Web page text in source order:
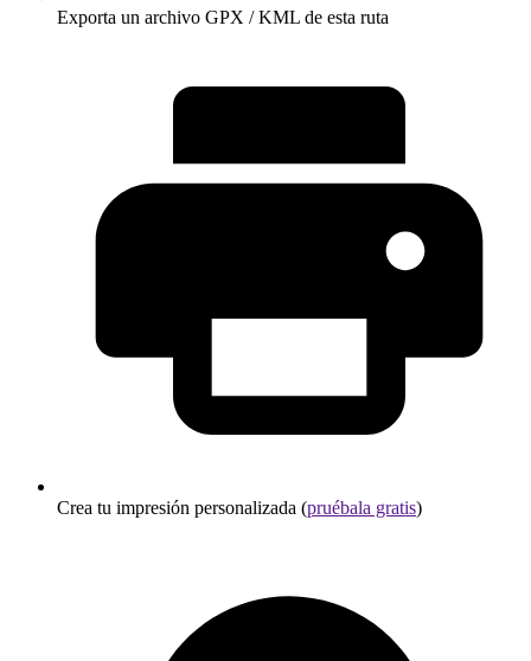
Exporta un archivo GPX / KML de esta ruta
Crea tu impresión personalizada (pruébala gratis)